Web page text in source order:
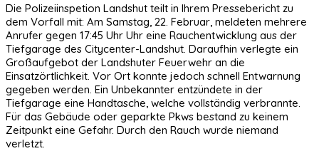
Die Polizeiinspetion Landshut teilt in Ihrem Pressebericht zu
dem Vorfall mit: Am Samstag, 22. Februar, meldeten mehrere
Anrufer gegen 17:45 Uhr Uhr eine Rauchentwicklung aus der
Tiefgarage des Citycenter-Landshut. Daraufhin verlegte ein
Großaufgebot der Landshuter Feuerwehr an die
Einsatzörtlichkeit. Vor Ort konnte jedoch schnell Entwarnung
gegeben werden. Ein Unbekannter entzündete in der
Tiefgarage eine Handtasche, welche vollständig verbrannte.
Für das Gebäude oder geparkte Pkws bestand zu keinem
Zeitpunkt eine Gefahr. Durch den Rauch wurde niemand
verletzt.